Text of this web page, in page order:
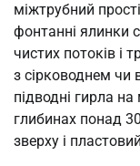
міжтрубний
фонтанні ялинки
чистих потоків і
з сірководнем чи
підводні гирла
глибинах понад
зверху і